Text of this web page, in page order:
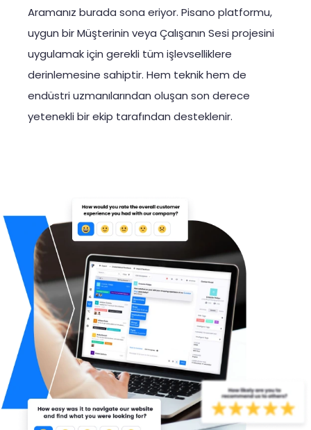
Aramanız burada sona eriyor. Pisano platformu,
uygun bir Müşterinin veya Çalışanın Sesi projesini
uygulamak için gerekli tüm işlevselliklere
derinlemesine sahiptir. Hem teknik hem de
endüstri uzmanılarından oluşan son derece
yetenekli bir ekip tarafından desteklenir.